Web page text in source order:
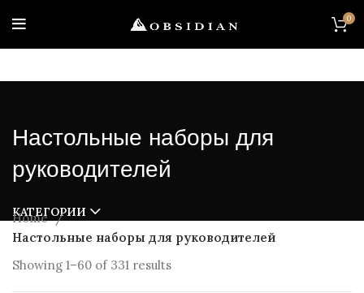
0
Настольные наборы для
руководителей
КАТЕГОРИИ
Home
Настольные наборы для руководителей
Showing 1–60 of 331 results